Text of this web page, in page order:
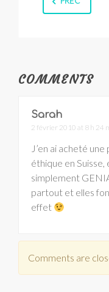
COMMENTS
Sarah
2 février 2010 at 8 h 24
J’en ai acheté une
éthique en
simplement
partout et elles
effet
Comments are